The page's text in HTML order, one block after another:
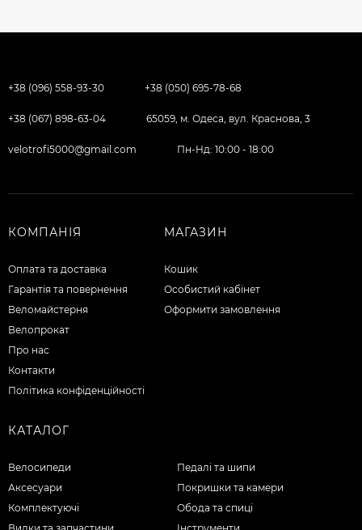
+38 (096) 558-93-30 +38 (050) 695-78-68
+38 (067) 898-63-04 65059, м. Одеса, вул. Краснова, 3
velotrofi5000@gmail.com Пн-Нд: 10:00 - 18:00
КОМПАНІЯ
Оплата та доставка
Гарантія та повернення
Веломайстерня
Велопрокат
Про нас
Контакти
Політика конфіденційності
МАГАЗИН
Кошик
Особистий кабінет
Оформити замовлення
КАТАЛОГ
Велосипеди
Аксесуари
Комплектуючі
Педалі та шипи
Покришки та камери
Обода та спиці